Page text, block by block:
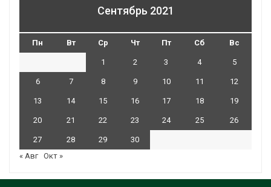
Сентябрь 2021
Пн Вт Ср Чт Пт Сб Вс
1 2 3 4 5
6 7 8 9 10 11 12
13 14 15 16 17 18 19
20 21 22 23 24 25 26
27 28 29
30
« Авг Окт »